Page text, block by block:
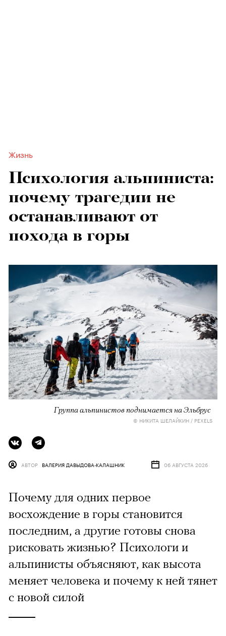
Жизнь
Психология альпиниста:
почему трагедии не
останавливают от
похода в горы
Группа альпинистов поднимается на Эльбрус
© НИКИТА ШЕЛАЙКИН / PEXELS
АВТОР ВАЛЕРИЯ ДАВЫДОВА-КАЛАШНИК 06 АВГУСТА 2026
Почему для одних первое
восхождение в горы становится
последним, а другие готовы снова
рисковать жизнью? Психологи и
альпинисты объясняют, как высота
меняет человека и почему к ней тянет
с новой силой